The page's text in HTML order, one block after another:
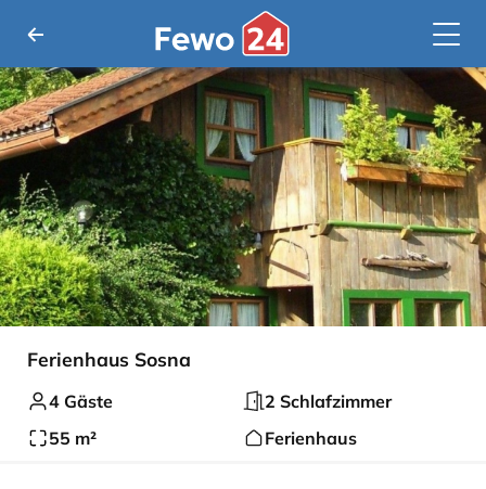
Ferienhaus Sosna
4 Gäste
2 Schlafzimmer
55 m²
Ferienhaus